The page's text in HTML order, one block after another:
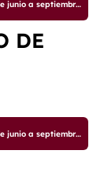
Folleto del programa de verano de junio a septiembre de 2025
DE
Folleto del programa de verano de junio a septiembre de 2025